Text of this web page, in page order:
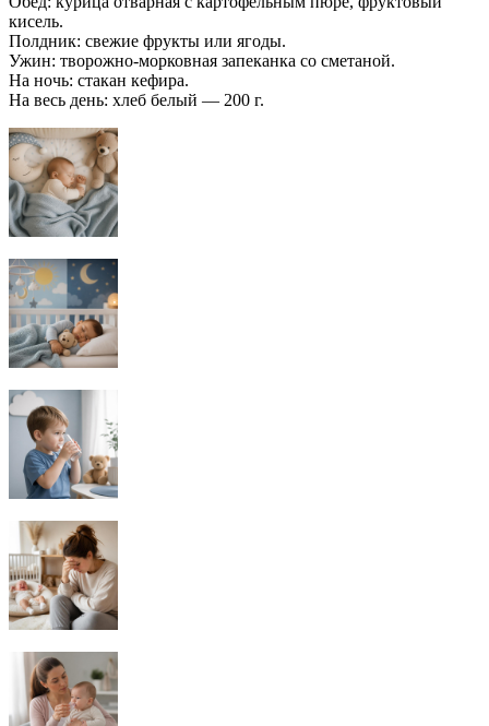
кисель.
Полдник: свежие фрукты или ягоды.
Ужин: творожно-морковная запеканка со сметаной.
На ночь: стакан кефира.
На весь день: хлеб белый — 200 г.